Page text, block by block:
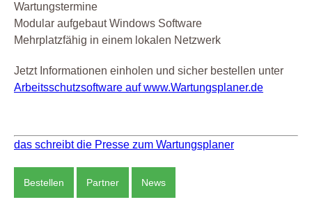
Wartungstermine
Modular aufgebaut Windows Software
Mehrplatzfähig in einem lokalen Netzwerk
Jetzt Informationen einholen und sicher bestellen unter
Arbeitsschutzsoftware auf www.Wartungsplaner.de
das schreibt die Presse zum Wartungsplaner
Bestellen Partner News